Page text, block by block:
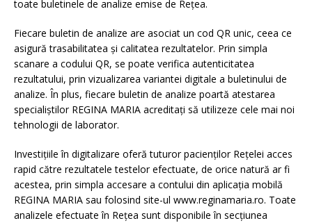
toate buletinele de analize emise de Rețea.
Fiecare buletin de analize are asociat un cod QR unic, ceea ce
asigură trasabilitatea și calitatea rezultatelor. Prin simpla
scanare a codului QR, se poate verifica autenticitatea
rezultatului, prin vizualizarea variantei digitale a buletinului de
analize. În plus, fiecare buletin de analize poartă atestarea
specialiștilor REGINA MARIA acreditați să utilizeze cele mai noi
tehnologii de laborator.
Investițiile în digitalizare oferă tuturor pacienților Rețelei acces
rapid către rezultatele testelor efectuate, de orice natură ar fi
acestea, prin simpla accesare a contului din aplicația mobilă
REGINA MARIA sau folosind site-ul www.reginamaria.ro. Toate
analizele efectuate în Rețea sunt disponibile în secțiunea